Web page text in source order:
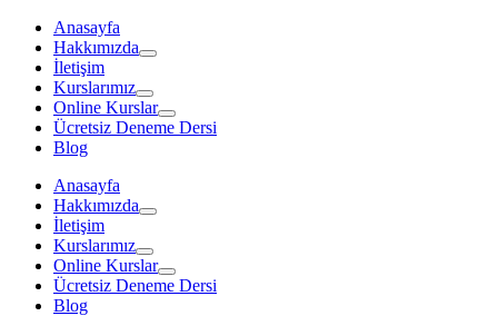
Anasayfa
Hakkımızda
İletişim
Kurslarımız
Online Kurslar
Ücretsiz Deneme Dersi
Blog
Anasayfa
Hakkımızda
İletişim
Kurslarımız
Online Kurslar
Ücretsiz Deneme Dersi
Blog